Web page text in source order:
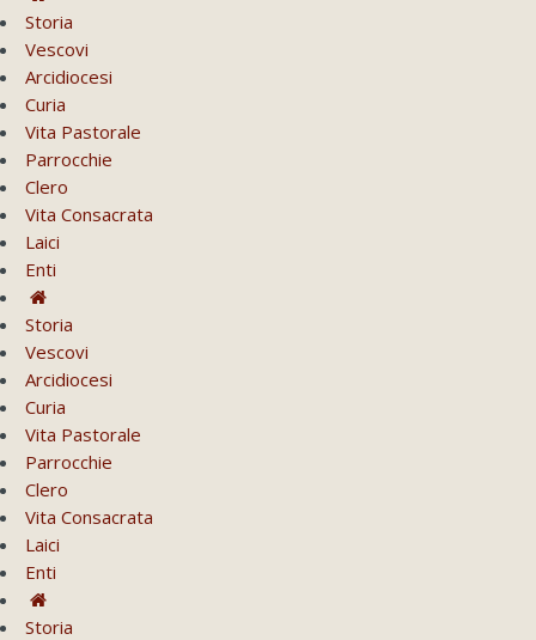
Storia
Vescovi
Arcidiocesi
Curia
Vita Pastorale
Parrocchie
Clero
Vita Consacrata
Laici
Enti
Storia
Vescovi
Arcidiocesi
Curia
Vita Pastorale
Parrocchie
Clero
Vita Consacrata
Laici
Enti
Storia